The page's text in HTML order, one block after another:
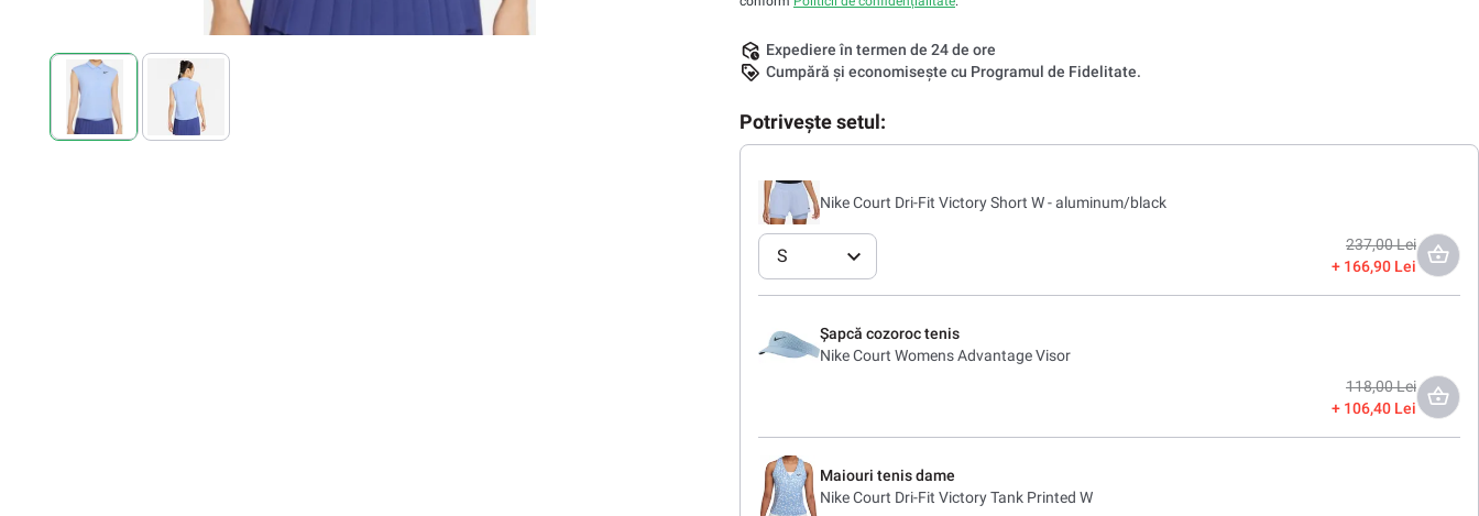
Expediere în termen de 24 de ore
Cumpără și economisește cu Programul de Fidelitate.
Potrivește setul:
Nike Court Dri-Fit Victory Short W - aluminum/black
S
237,00 Lei
166,90 Lei
Șapcă cozoroc tenis
Nike Court Womens Advantage Visor
118,00 Lei
106,40 Lei
Maiouri tenis dame
Nike Court Dri-Fit Victory Tank Printed W